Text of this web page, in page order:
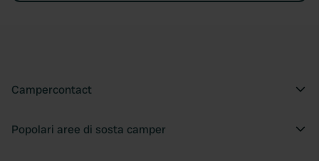
Campercontact
Popolari aree di sosta camper